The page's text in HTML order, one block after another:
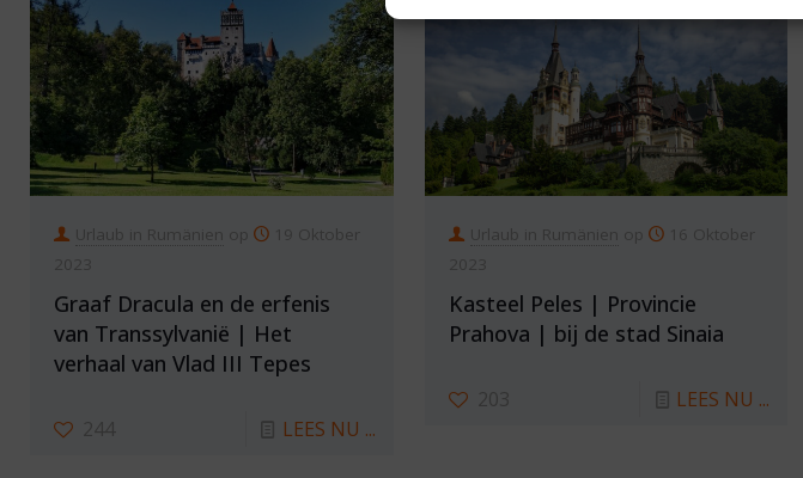
Urlaub in Rumänien op
19 Oktober
2023
Graaf Dracula en de erfenis
van Transsylvanië | Het
verhaal van Vlad III Tepes
244 LEES NU ...
Urlaub in Rumänien op
16 Oktober
2023
Kasteel Peles | Provincie
Prahova | bij de stad Sinaia
203 LEES NU ...